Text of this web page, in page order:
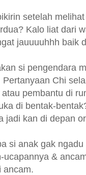
setelah
Kalo liat dari
jauuuuhhh baik
si pengendara
Pertanyaan Chi
atau pembantu di
di bentak-
jadi kan di depan
si anak gak
ucapannya &
ancam.